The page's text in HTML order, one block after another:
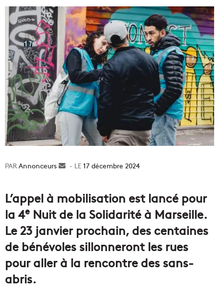
Annonceurs
Envoyer17 décembre 2024
L’appel à mobilisation est lancé pour
la 4e Nuit de la Solidarité à Marseille.
Le 23 janvier prochain, des centaines
de bénévoles sillonneront les rues
pour aller à la rencontre des sans-
abris.